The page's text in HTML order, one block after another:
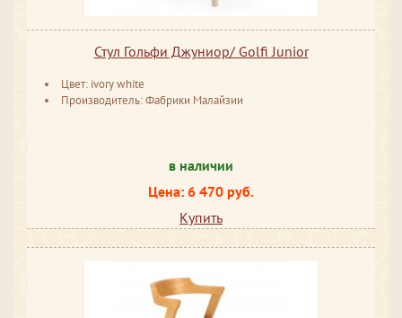
Стул Гольфи Джуниор/ Golfi Junior
Цвет: ivory white
Производитель: Фабрики Малайзии
в наличии
Цена: 6 470 руб.
Купить